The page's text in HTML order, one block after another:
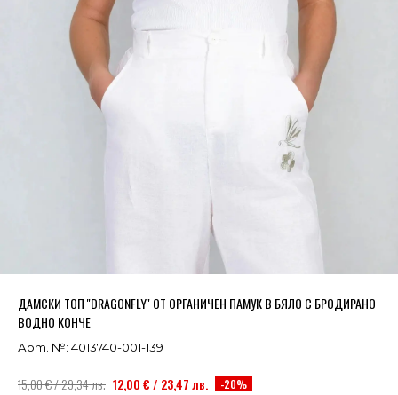
ДАМСКИ ТОП ''DRAGONFLY'' ОТ ОРГАНИЧЕН ПАМУК В БЯЛО С БРОДИРАНО
ВОДНО КОНЧЕ
Арт. №: 4013740-001-139
15,00 € / 29,34 лв. 12,00 € / 23,47 лв. -20%